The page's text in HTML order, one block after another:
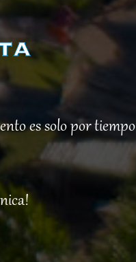
es solo por tiempo